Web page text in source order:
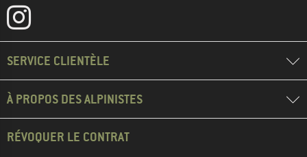
SERVICE CLIENTÈLE
À PROPOS DES ALPINISTES
RÉVOQUER LE CONTRAT